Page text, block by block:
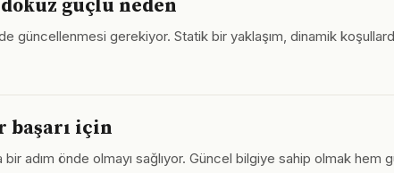
güçlü neden
güncellenmesi gerekiyor. Statik bir yaklaşım, dinamik
başarı için
adım önde olmayı sağlıyor. Güncel bilgiye sahip olmak hem